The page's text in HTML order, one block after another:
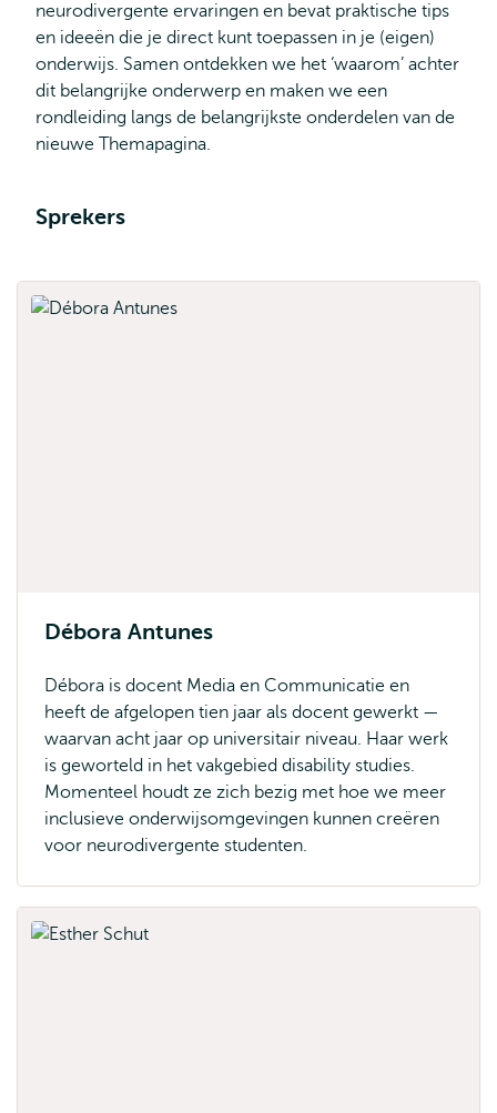
neurodivergente ervaringen en bevat praktische tips
en ideeën die je direct kunt toepassen in je (eigen)
onderwijs. Samen ontdekken we het ‘waarom’ achter
dit belangrijke onderwerp en maken we een
rondleiding langs de belangrijkste onderdelen van de
nieuwe Themapagina.
Sprekers
Débora Antunes
Débora is docent Media en Communicatie en
heeft de afgelopen tien jaar als docent gewerkt —
waarvan acht jaar op universitair niveau. Haar werk
is geworteld in het vakgebied disability studies.
Momenteel houdt ze zich bezig met hoe we meer
inclusieve onderwijsomgevingen kunnen creëren
voor neurodivergente studenten.